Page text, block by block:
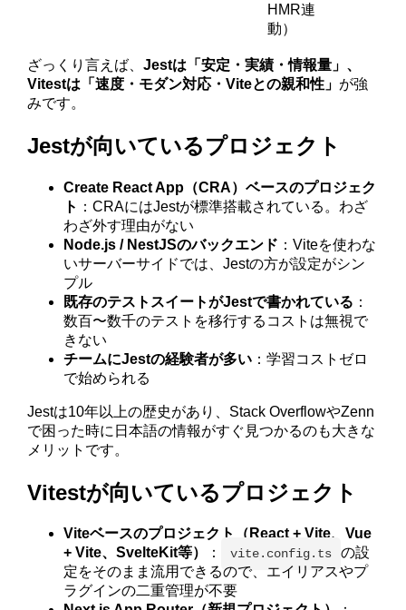
HMR連
動）
ざっくり言えば、Jestは「安定・実績・情報量」、
Vitestは「速度・モダン対応・Viteとの親和性」 が強
みです。
Jestが向いているプロジェクト
Create React App（CRA）ベースのプロジェク
ト ：CRAにはJestが標準搭載されている。わざ
わざ外す理由がない
Node.js / NestJSのバックエンド ：Viteを使わな
いサーバーサイドでは、Jestの方が設定がシン
プル
既存のテストスイートがJestで書かれている ：
数百〜数千のテストを移行するコストは無視で
きない
チームにJestの経験者が多い ：学習コストゼロ
で始められる
Jestは10年以上の歴史があり、Stack OverflowやZenn
で困った時に日本語の情報がすぐ見つかるのも大きな
メリットです。
Vitestが向いているプロジェクト
Viteベースのプロジェクト（React + Vite、Vue
+ Vite、SvelteKit等）
： vite.config.ts
の設
定をそのまま流用できるので、エイリアスやプ
ラグインの二重管理が不要